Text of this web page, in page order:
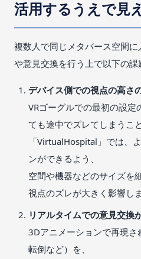
活用するうえで見
複数人で同じメタバース空間
や意見交換を行う上で以下の課
デバイス側での視点の高さ
VRゴーグルでの最初の設定
ても途中でズレてしまうこ
「VirtualHospital」では、
ンができるよう、
空間や機器などのサイズを
視点のズレが大きく影響しま
リアルタイムでの意見交換
3Dアニメーションで再現
転倒など）を、